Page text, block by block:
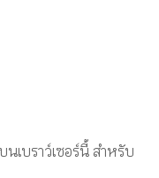
เบราว์เซอร์นี้ สำหรับ